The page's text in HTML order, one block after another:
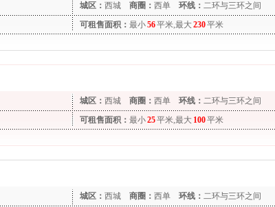
城区： 西城 商圈： 西单 环线： 二环与三环之间
可租售面积： 最小56平米,最大230平米
城区： 西城 商圈： 西单 环线： 二环与三环之间
可租售面积： 最小25平米,最大 100平米
城区： 西城 商圈： 西单 环线： 二环与三环之间